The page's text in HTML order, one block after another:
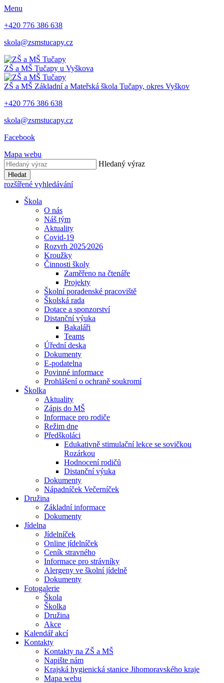
Menu
+420 776 386 638
skola@zsmstucapy.cz
ZŠ a MŠ Tučapy u Vyškova
ZŠ a MŠ Základní a Mateřská škola Tučapy, okres Vyškov
+420 776 386 638
skola@zsmstucapy.cz
Facebook
Mapa webu
Hledaný výraz
Hledat
rozšířené vyhledávání
Škola
O nás
Náš tým
Aktuality
Covid-19
Rozvrh 2025⁄2026
Kroužky
Činnosti školy
Zaměřeno na čtenáře
Projekty
Školní poradenské pracoviště
Školská rada
Dotace a sponzorství
Distanční výuka
Bakaláři
Teams
Úřední deska
Dokumenty
E-podatelna
Povinné informace
Prohlášení o ochraně soukromí
Školka
Aktuality
Zápis do MŠ
Informace pro rodiče
Režim dne
Předškoláci
Edukativně stimulační lekce se sovičkou
Rozárkou
Hodnocení rodičů
Distanční výuka
Dokumenty
Nápadníček Večerníček
Družina
Základní informace
Dokumenty
Jídelna
Jídelníček
Online jídelníček
Ceník stravného
Informace pro strávníky
Alergeny ve školní jídelně
Dokumenty
Fotogalerie
Škola
Školka
Družina
Akce
Kalendář akcí
Kontakty
Kontakty na ZŠ a MŠ
Napište nám
Krajská hygienická stanice Jihomoravského kraje
Mapa webu